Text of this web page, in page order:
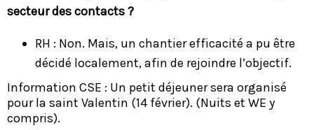
secteur des contacts ?
RH : Non. Mais, un chantier efficacité a pu être
décidé localement, afin de rejoindre l’objectif.
Information CSE : Un petit déjeuner sera organisé
pour la saint Valentin (14 février). (Nuits et WE y
compris).